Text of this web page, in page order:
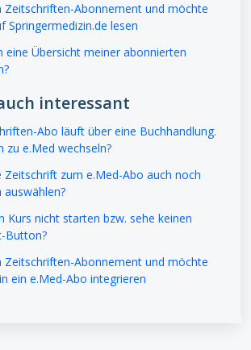
Zeitschriften-Abonnement und möchte
Springermedizin.de lesen
eine Übersicht meiner abonnierten
interessant
Abo läuft über eine Buchhandlung.
zu e.Med wechseln?
Zeitschrift zum e.Med-Abo auch noch
auswählen?
Kurs nicht starten bzw. sehe keinen
Button?
Zeitschriften-Abonnement und möchte
ein e.Med-Abo integrieren